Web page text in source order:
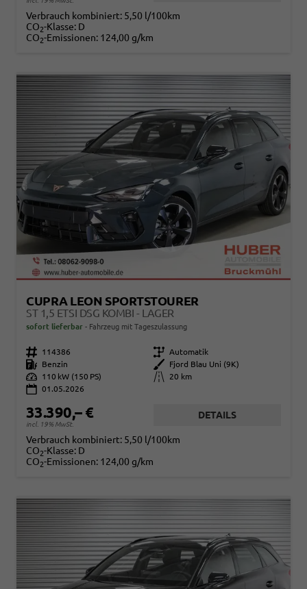
Verbrauch kombiniert: 5,50 l/100km
CO2-Klasse: D
CO2-Emissionen: 124,00 g/km
CUPRA LEON SPORTSTOURER
ST 1,5 ETSI DSG KOMBI - LAGER
sofort lieferbar Fahrzeug mit Tageszulassung
Fahrzeugnr. 114386 Getriebe Automatik
Kraftstoff
Benzin Außenfarbe
Fjord Blau Uni (9K)
Leistung
110 kW (150 PS) Kilometerstand
20 km
01.05.2026
33.390,– €
incl. 19% MwSt.
DETAILS
Verbrauch kombiniert: 5,50 l/100km
CO2-Klasse: D
CO2-Emissionen: 124,00 g/km